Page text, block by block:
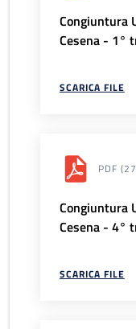
Congiuntura
Cesena - 1°
SCARICA FILE
PDF
Congiuntura
Cesena - 4°
SCARICA FILE